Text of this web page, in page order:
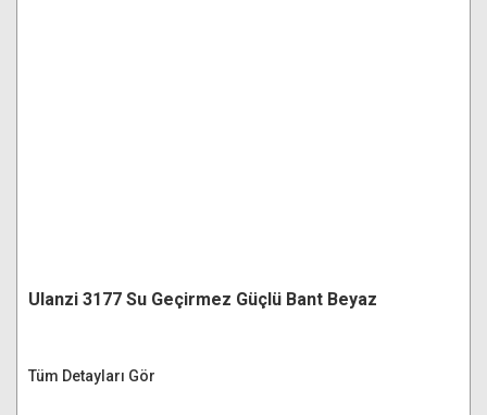
Ulanzi 3177 Su Geçirmez Güçlü Bant Beyaz
Tüm Detayları Gör